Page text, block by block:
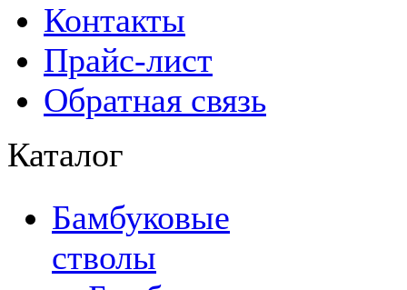
Контакты
Прайс-лист
Обратная связь
Каталог
Бамбуковые
стволы